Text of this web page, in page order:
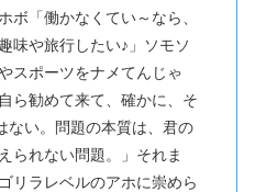
ボ「働かなくてい～なら、
味や旅行したい♪」ソモソ
スポーツをナメてんじゃ
ら勧めて来て、確かに、そ
ない。問題の本質は、君の
られない問題。」それま
リラレベルのアホに崇めら